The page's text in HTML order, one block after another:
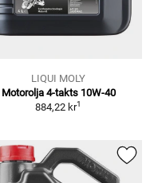
LIQUI MOLY
Motorolja 4-takts 10W-40
884,22 kr1